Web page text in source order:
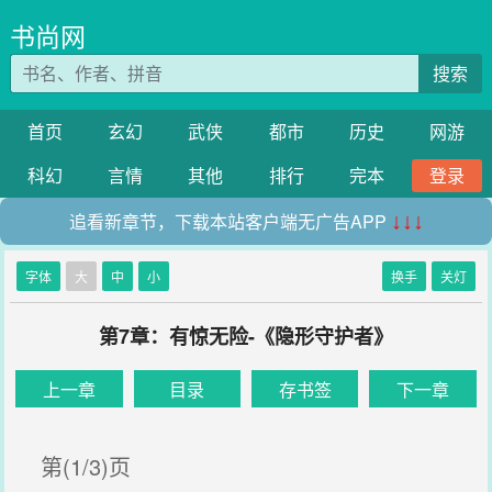
书尚网
搜索
首页 玄幻 武侠 都市 历史
网游
科幻
言情 其他 排行 完本
登录
追看新章节，下载本站客户端无广告APP ↓↓↓
字体 大 中 小 换手 关灯
第7章：有惊无险-《隐形守护者》
上一章 目录 存书签 下一章
第(1/3)页